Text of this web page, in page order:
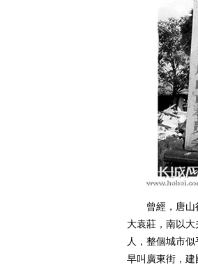
曾經，唐山很
大袁莊，南以
人，整個城市
早叫廣東街，